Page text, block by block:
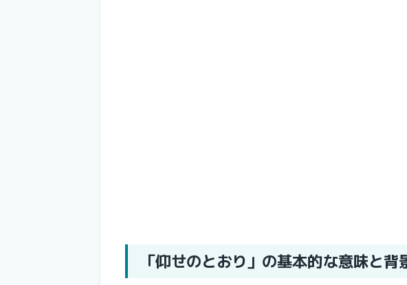
「仰せのとおり」の基本的な意味と背